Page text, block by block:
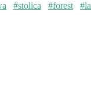
#stolica #forest